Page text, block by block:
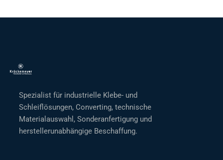
Spezialist für industrielle Klebe- und
Schleiflösungen, Converting, technische
Materialauswahl, Sonderanfertigung und
herstellerunabhängige Beschaffung.